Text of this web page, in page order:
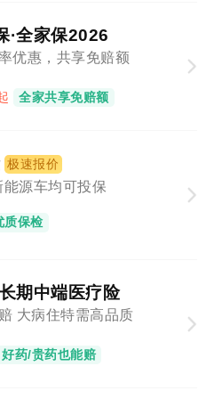
·全家保2026
优惠，共享免赔额
全家共享免赔额
极速报价
源车均可投保
质保检
期中端医疗险
大病住特需高品质
好药/贵药也能赔